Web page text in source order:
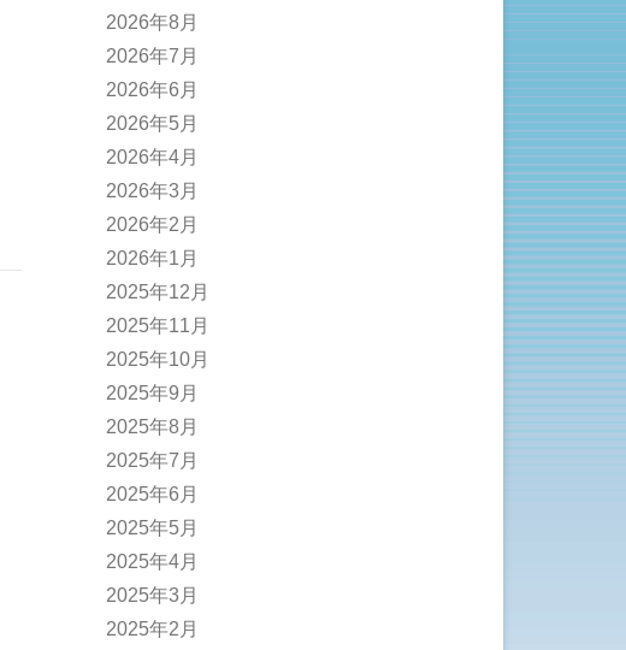
2026年8月
2026年7月
2026年6月
2026年5月
2026年4月
2026年3月
2026年2月
2026年1月
2025年12月
2025年11月
2025年10月
2025年9月
2025年8月
2025年7月
2025年6月
2025年5月
2025年4月
2025年3月
2025年2月